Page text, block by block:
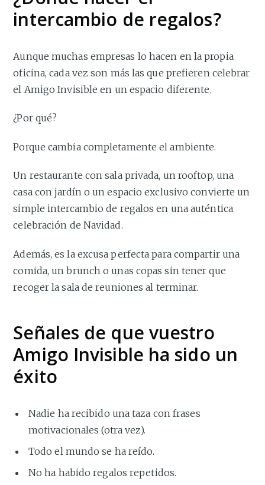
intercambio de regalos?
Aunque muchas empresas lo hacen en la propia
oficina, cada vez son más las que prefieren celebrar
el Amigo Invisible en un espacio diferente.
¿Por qué?
Porque cambia completamente el ambiente.
Un restaurante con sala privada, un rooftop, una
casa con jardín o un espacio exclusivo convierte un
simple intercambio de regalos en una auténtica
celebración de Navidad.
Además, es la excusa perfecta para compartir una
comida, un brunch o unas copas sin tener que
recoger la sala de reuniones al terminar.
Señales de que vuestro
Amigo Invisible ha sido un
éxito
Nadie ha recibido una taza con frases
motivacionales (otra vez).
Todo el mundo se ha reído.
No ha habido regalos repetidos.